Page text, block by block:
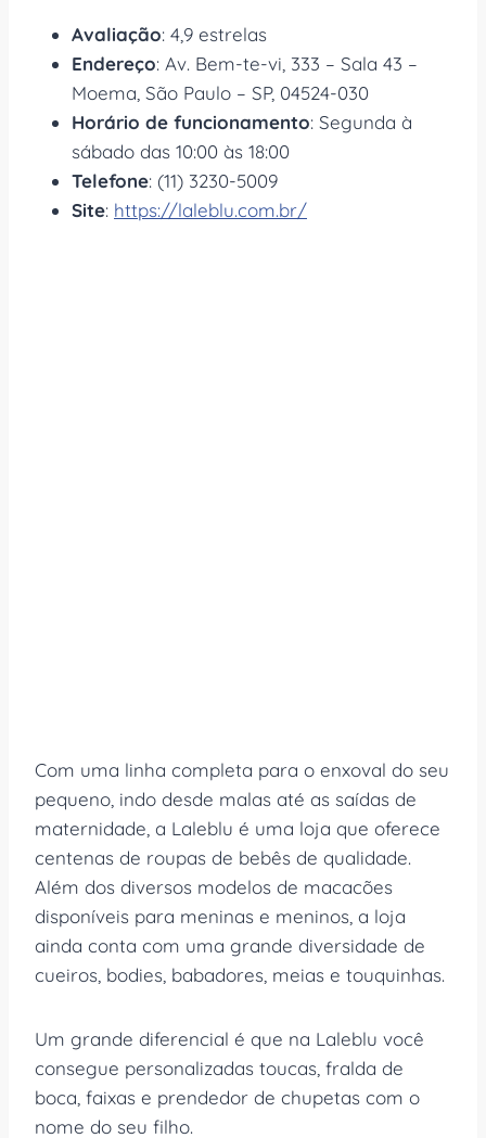
Avaliação: 4,9 estrelas
Endereço: Av. Bem-te-vi, 333 – Sala 43 –
Moema, São Paulo – SP, 04524-030
Horário de funcionamento: Segunda à
sábado das 10:00 às 18:00
Telefone: (11) 3230-5009
Site: https://laleblu.com.br/
Com uma linha completa para o enxoval do seu
pequeno, indo desde malas até as saídas de
maternidade, a Laleblu é uma loja que oferece
centenas de roupas de bebês de qualidade.
Além dos diversos modelos de macacões
disponíveis para meninas e meninos, a loja
ainda conta com uma grande diversidade de
cueiros, bodies, babadores, meias e touquinhas.
Um grande diferencial é que na Laleblu você
consegue personalizadas toucas, fralda de
boca, faixas e prendedor de chupetas com o
nome do seu filho.